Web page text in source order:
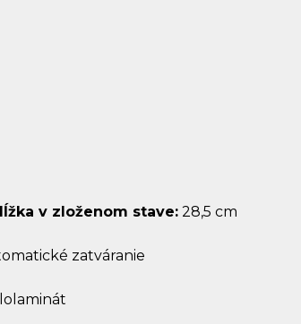
ĺžka v zloženom stave: 28,5 cm
zatváranie